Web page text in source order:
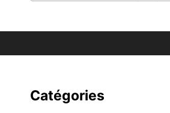
Catégories